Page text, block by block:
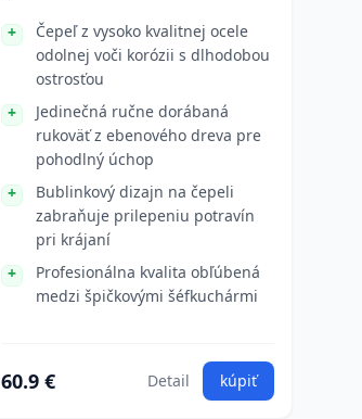
Čepeľ z vysoko kvalitnej ocele
odolnej voči korózii s dlhodobou
ostrosťou
Jedinečná ručne dorábaná
rukoväť z ebenového dreva pre
pohodlný úchop
Bublinkový dizajn na čepeli
zabraňuje prilepeniu potravín
pri krájaní
Profesionálna kvalita obľúbená
medzi špičkovými šéfkuchármi
60.9 € Detail kúpiť